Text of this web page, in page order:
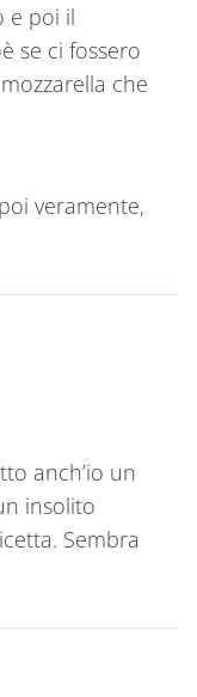
e poi il
se ci fossero
che
veramente,
anch’io un
insolito
Sembra